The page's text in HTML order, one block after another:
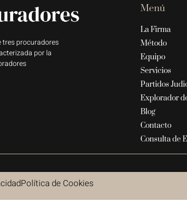
tres procuradores
por la
Menú
La Firma
Método
Equipo
Servicios
Partidos
Explorador
Blog
Contacto
Consulta de
Política de Cookies